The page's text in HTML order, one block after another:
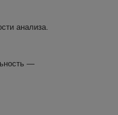
анализа.
—